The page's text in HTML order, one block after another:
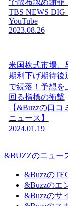
TBS NEWS DIG
YouTube
2023.08.26
米国株式市場、
期利下げ期待後
で続落！予想を
回る指標の衝撃
【&Buzzの口コ
ニュース】
2024.01.19
&BUZZのニュー
&Buzzの
&Buzzのエ
&Buzzのサ